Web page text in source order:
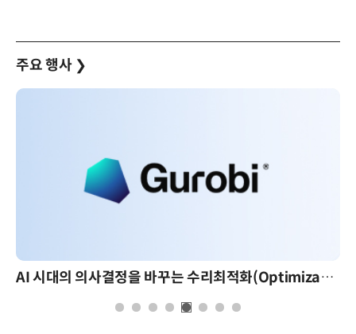
주요 행사 ❯
AI 시대의 의사결정을 바꾸는 수리최적화(Optimization): 실제 산업 적용 사례와 활용 전략